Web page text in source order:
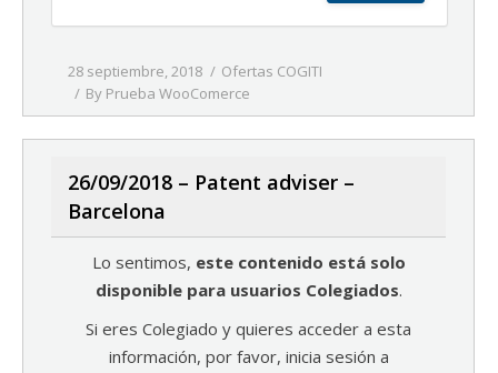
28 septiembre, 2018
Ofertas COGITI
By Prueba WooComerce
26/09/2018 – Patent adviser –
Barcelona
Lo sentimos, este contenido está solo
disponible para usuarios Colegiados.
Si eres Colegiado y quieres acceder a esta
información, por favor, inicia sesión a